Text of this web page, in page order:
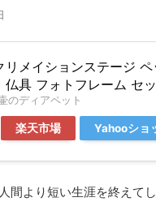
リメイションステージ
仏具 フォトフレーム セ
のディアペット
楽天市場 Yahooショ
間より短い生涯を終えてし